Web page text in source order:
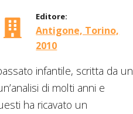
Editore:
Antigone, Torino,
2010
infantile, scritta da un
di molti anni e
ha ricavato un